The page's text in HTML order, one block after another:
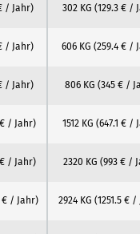
/ Jahr) 302 KG (129.3 € /
/ Jahr) 606 KG (259.4 € /
/ Jahr) 806 KG (345 € /
/ Jahr) 1512 KG (647.1 € /
/ Jahr) 2320 KG (993 € /
€ / Jahr) 2924 KG (1251.5 € /